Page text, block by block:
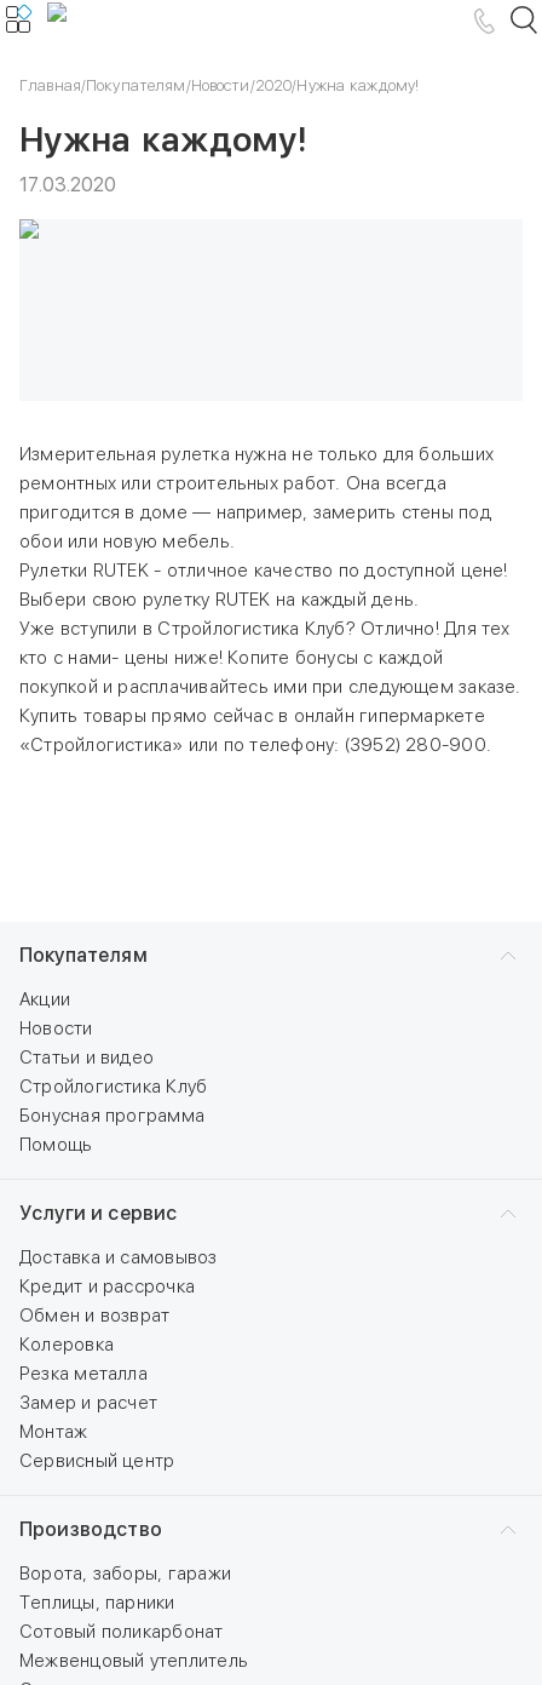
Главная/Покупателям/Новости/2020/Нужна каждому!
Нужна каждому!
17.03.2020
Измерительная рулетка нужна не только для больших
ремонтных или строительных работ. Она всегда
пригодится в доме — например, замерить стены под
обои или новую мебель.
Рулетки RUTEK - отличное качество по доступной цене!
Выбери свою рулетку RUTEK на каждый день.
Уже вступили в Стройлогистика Клуб? Отлично! Для тех
кто с нами- цены ниже! Копите бонусы с каждой
покупкой и расплачивайтесь ими при следующем заказе.
Купить товары прямо сейчас в онлайн гипермаркете
«Стройлогистика» или по телефону: (3952) 280-900.
Покупателям
Акции
Новости
Статьи и видео
Стройлогистика Клуб
Бонусная программа
Помощь
Услуги и сервис
Доставка и самовывоз
Кредит и рассрочка
Обмен и возврат
Колеровка
Резка металла
Замер и расчет
Монтаж
Сервисный центр
Производство
Ворота, заборы, гаражи
Теплицы, парники
Сотовый поликарбонат
Межвенцовый утеплитель